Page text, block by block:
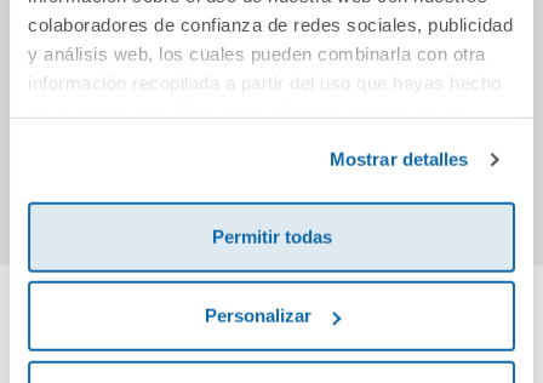
colaboradores de confianza de redes sociales, publicidad
y análisis web, los cuales pueden combinarla con otra
información recopilada a partir del uso que hayas hecho
Mostrar detalles
Permitir todas
Personalizar
Alguien nuevo
(Serie Alguien 1)
18,95€
Capturas de un
corazón roto
13,75€
Comprar
¡Las
Cuéntanos tu opinión